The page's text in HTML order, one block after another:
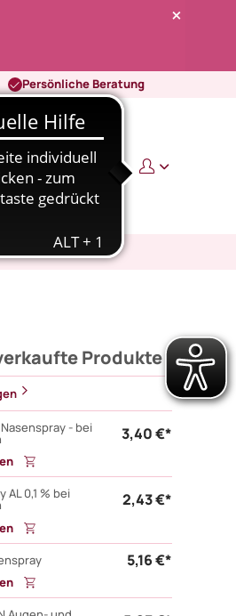
Persönliche Beratung
0 0,00 €
Produkte
- bei 3,40 €*
AL 0,1 % bei
2,43 €*
5,16 €*